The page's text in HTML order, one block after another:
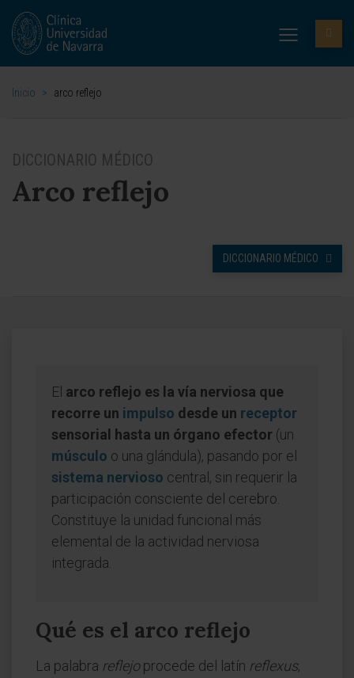
Inicio > arco reflejo
DICCIONARIO MÉDICO
Arco reflejo
DICCIONARIO MÉDICO
El arco reflejo es la vía nerviosa que
recorre un impulso desde un receptor
sensorial hasta un órgano efector (un
músculo o una glándula), pasando por el
sistema nervioso central, sin requerir la
participación consciente del cerebro.
Constituye la unidad funcional más
elemental de la actividad nerviosa
integrada.
Qué es el arco reflejo
La palabra reflejoprocede del latín reflexus,